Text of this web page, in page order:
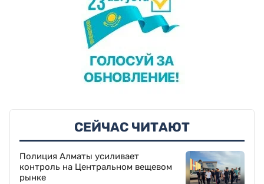
СЕЙЧАС ЧИТАЮТ
Полиция Алматы усиливает
контроль на Центральном вещевом
рынке